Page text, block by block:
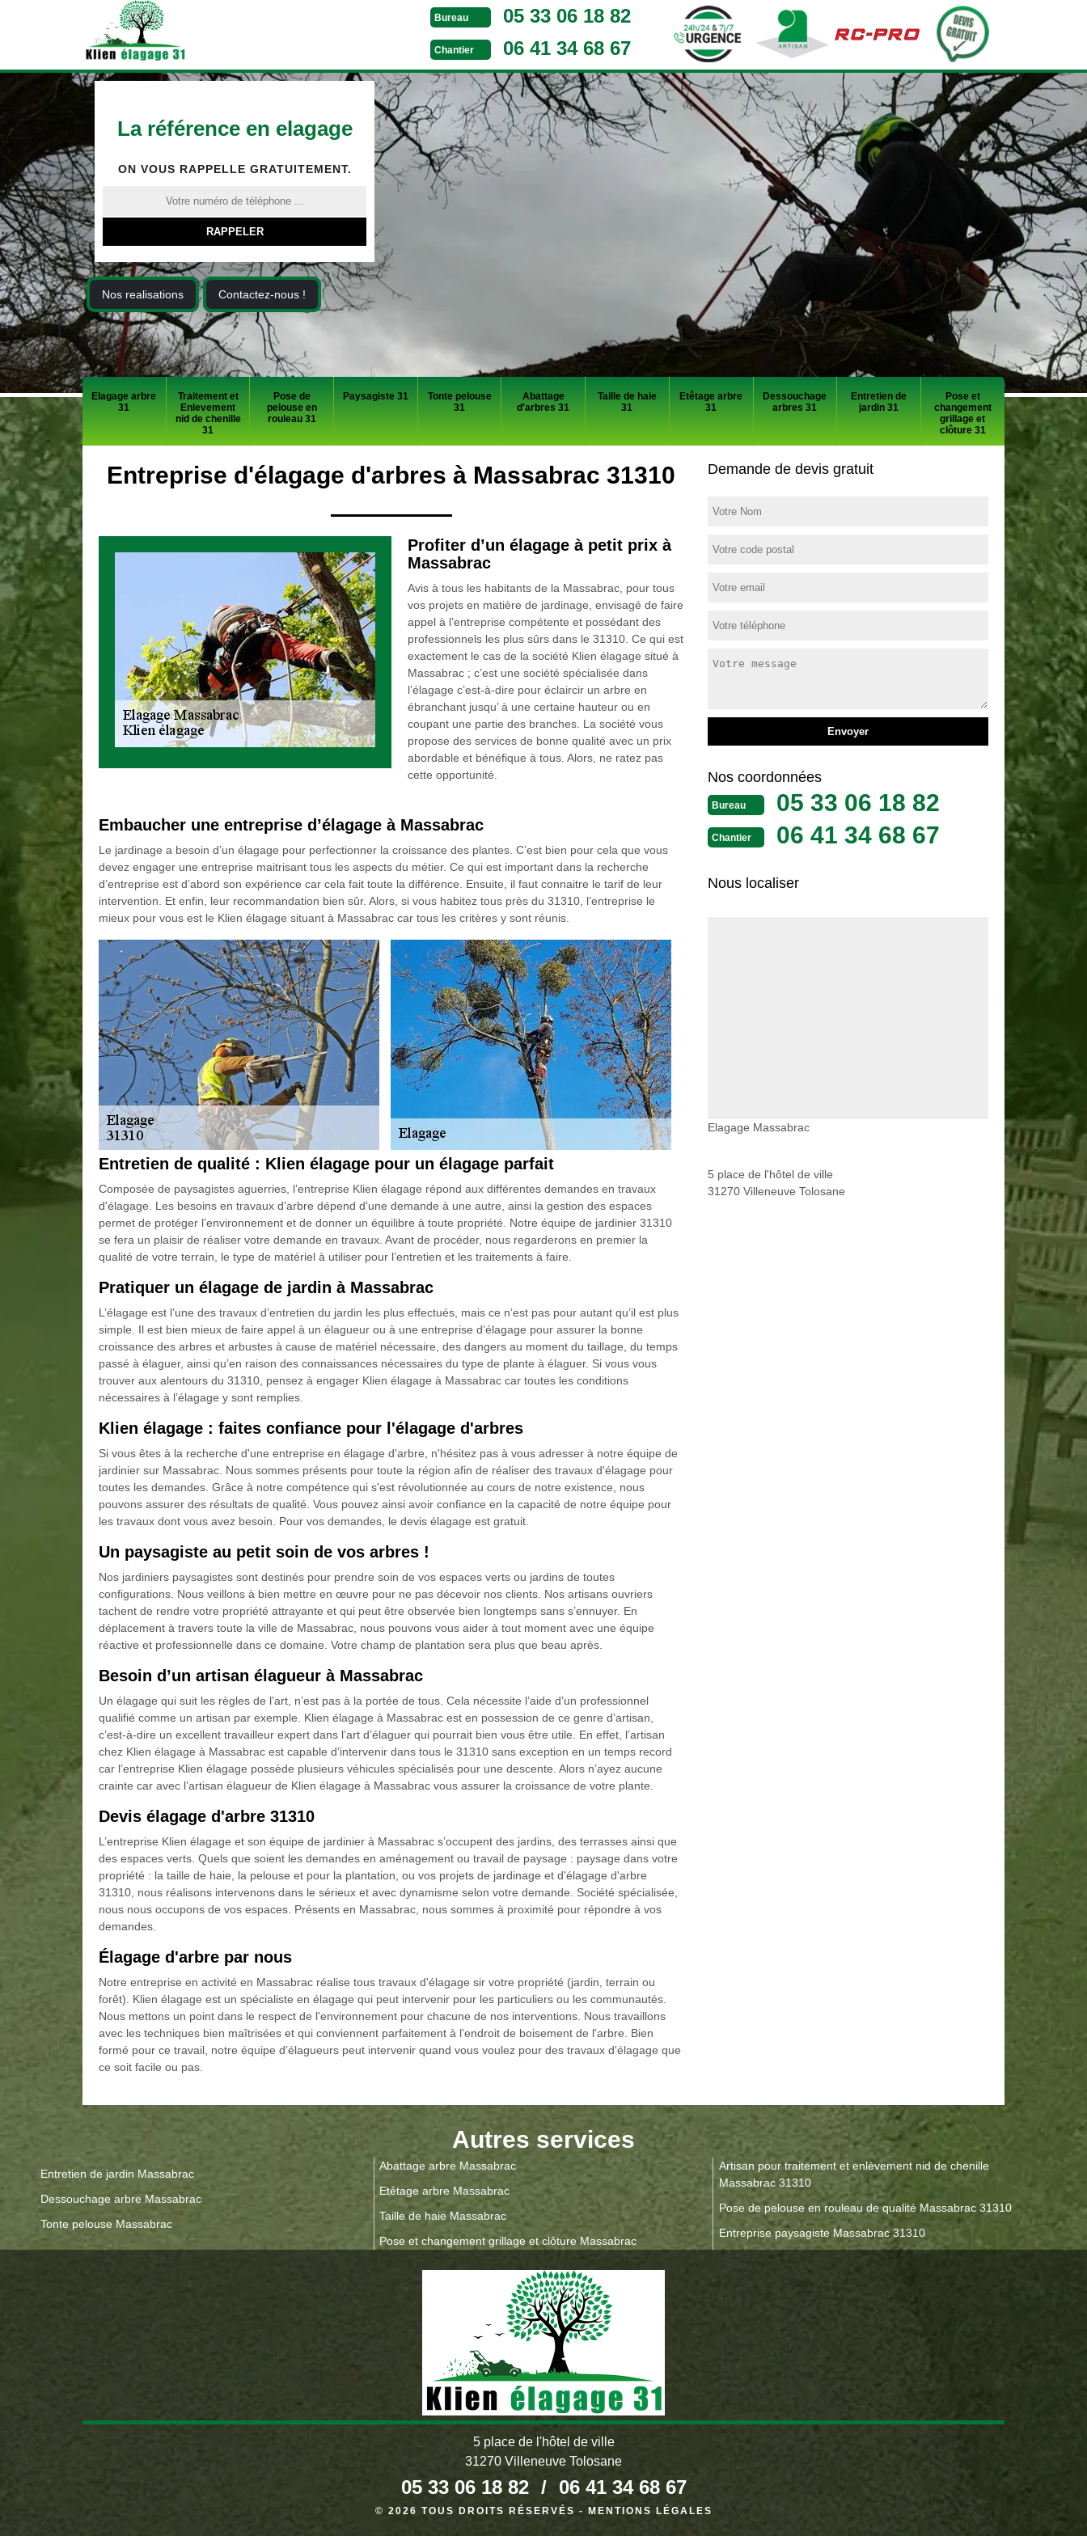
Bureau 05 33 06 18 82
Chantier 06 41 34 68 67
La référence en elagage
ON VOUS RAPPELLE GRATUITEMENT.
Nos realisations Contactez-nous !
Elagage arbre
31
Traitement et
Enlevement
nid de chenille
31
Pose de
pelouse en
rouleau 31
Paysagiste 31
Tonte pelouse
31
Abattage
d'arbres 31
Taille de haie
31
Etêtage arbre
31
Dessouchage
arbres 31
Entretien de
jardin 31
Pose et
changement
grillage et
clôture 31
Entreprise d'élagage d'arbres à Massabrac 31310
Profiter d’un élagage à petit prix à
Massabrac
Avis à tous les habitants de la Massabrac, pour tous
vos projets en matière de jardinage, envisagé de faire
appel à l’entreprise compétente et possédant des
professionnels les plus sûrs dans le 31310. Ce qui est
exactement le cas de la société Klien élagage situé à
Massabrac ; c’est une société spécialisée dans
l’élagage c’est-à-dire pour éclaircir un arbre en
ébranchant jusqu’ à une certaine hauteur ou en
coupant une partie des branches. La société vous
propose des services de bonne qualité avec un prix
abordable et bénéfique à tous. Alors, ne ratez pas
cette opportunité.
Embaucher une entreprise d’élagage à Massabrac
Le jardinage a besoin d’un élagage pour perfectionner la croissance des plantes. C’est bien pour cela que vous
devez engager une entreprise maitrisant tous les aspects du métier. Ce qui est important dans la recherche
d’entreprise est d’abord son expérience car cela fait toute la différence. Ensuite, il faut connaitre le tarif de leur
intervention. Et enfin, leur recommandation bien sûr. Alors, si vous habitez tous près du 31310, l’entreprise le
mieux pour vous est le Klien élagage situant à Massabrac car tous les critères y sont réunis.
Entretien de qualité : Klien élagage pour un élagage parfait
Composée de paysagistes aguerries, l’entreprise Klien élagage répond aux différentes demandes en travaux
d'élagage. Les besoins en travaux d'arbre dépend d'une demande à une autre, ainsi la gestion des espaces
permet de protéger l’environnement et de donner un équilibre à toute propriété. Notre équipe de jardinier 31310
se fera un plaisir de réaliser votre demande en travaux. Avant de procéder, nous regarderons en premier la
qualité de votre terrain, le type de matériel à utiliser pour l’entretien et les traitements à faire.
Pratiquer un élagage de jardin à Massabrac
L’élagage est l’une des travaux d’entretien du jardin les plus effectués, mais ce n’est pas pour autant qu’il est plus
simple. Il est bien mieux de faire appel à un élagueur ou à une entreprise d’élagage pour assurer la bonne
croissance des arbres et arbustes à cause de matériel nécessaire, des dangers au moment du taillage, du temps
passé à élaguer, ainsi qu’en raison des connaissances nécessaires du type de plante à élaguer. Si vous vous
trouver aux alentours du 31310, pensez à engager Klien élagage à Massabrac car toutes les conditions
nécessaires à l’élagage y sont remplies.
Klien élagage : faites confiance pour l'élagage d'arbres
Si vous êtes à la recherche d'une entreprise en élagage d'arbre, n'hésitez pas à vous adresser à notre équipe de
jardinier sur Massabrac. Nous sommes présents pour toute la région afin de réaliser des travaux d'élagage pour
toutes les demandes. Grâce à notre compétence qui s'est révolutionnée au cours de notre existence, nous
pouvons assurer des résultats de qualité. Vous pouvez ainsi avoir confiance en la capacité de notre équipe pour
les travaux dont vous avez besoin. Pour vos demandes, le devis élagage est gratuit.
Un paysagiste au petit soin de vos arbres !
Nos jardiniers paysagistes sont destinés pour prendre soin de vos espaces verts ou jardins de toutes
configurations. Nous veillons à bien mettre en œuvre pour ne pas décevoir nos clients. Nos artisans ouvriers
tachent de rendre votre propriété attrayante et qui peut être observée bien longtemps sans s’ennuyer. En
déplacement à travers toute la ville de Massabrac, nous pouvons vous aider à tout moment avec une équipe
réactive et professionnelle dans ce domaine. Votre champ de plantation sera plus que beau après.
Besoin d’un artisan élagueur à Massabrac
Un élagage qui suit les règles de l’art, n’est pas à la portée de tous. Cela nécessite l’aide d’un professionnel
qualifié comme un artisan par exemple. Klien élagage à Massabrac est en possession de ce genre d’artisan,
c’est-à-dire un excellent travailleur expert dans l’art d’élaguer qui pourrait bien vous être utile. En effet, l’artisan
chez Klien élagage à Massabrac est capable d’intervenir dans tous le 31310 sans exception en un temps record
car l’entreprise Klien élagage possède plusieurs véhicules spécialisés pour une descente. Alors n’ayez aucune
crainte car avec l’artisan élagueur de Klien élagage à Massabrac vous assurer la croissance de votre plante.
Devis élagage d'arbre 31310
L’entreprise Klien élagage et son équipe de jardinier à Massabrac s’occupent des jardins, des terrasses ainsi que
des espaces verts. Quels que soient les demandes en aménagement ou travail de paysage : paysage dans votre
propriété : la taille de haie, la pelouse et pour la plantation, ou vos projets de jardinage et d'élagage d'arbre
31310, nous réalisons intervenons dans le sérieux et avec dynamisme selon votre demande. Société spécialisée,
nous nous occupons de vos espaces. Présents en Massabrac, nous sommes à proximité pour répondre à vos
demandes.
Élagage d'arbre par nous
Notre entreprise en activité en Massabrac réalise tous travaux d'élagage sir votre propriété (jardin, terrain ou
forêt). Klien élagage est un spécialiste en élagage qui peut intervenir pour les particuliers ou les communautés.
Nous mettons un point dans le respect de l'environnement pour chacune de nos interventions. Nous travaillons
avec les techniques bien maîtrisées et qui conviennent parfaitement à l’endroit de boisement de l'arbre. Bien
formé pour ce travail, notre équipe d’élagueurs peut intervenir quand vous voulez pour des travaux d'élagage que
ce soit facile ou pas.
Demande de devis gratuit
Nos coordonnées
Bureau 05 33 06 18 82
Chantier 06 41 34 68 67
Nous localiser
Elagage Massabrac
5 place de l'hôtel de ville
31270 Villeneuve Tolosane
Autres services
Entretien de jardin Massabrac
Dessouchage arbre Massabrac
Tonte pelouse Massabrac
Abattage arbre Massabrac
Etêtage arbre Massabrac
Taille de haie Massabrac
Pose et changement grillage et clôture Massabrac
Artisan pour traitement et enlèvement nid de chenille
Massabrac 31310
Pose de pelouse en rouleau de qualité Massabrac 31310
Entreprise paysagiste Massabrac 31310
5 place de l'hôtel de ville
31270 Villeneuve Tolosane
05 33 06 18 82 / 06 41 34 68 67
© 2026 TOUS DROITS RÉSERVÉS - MENTIONS LÉGALES